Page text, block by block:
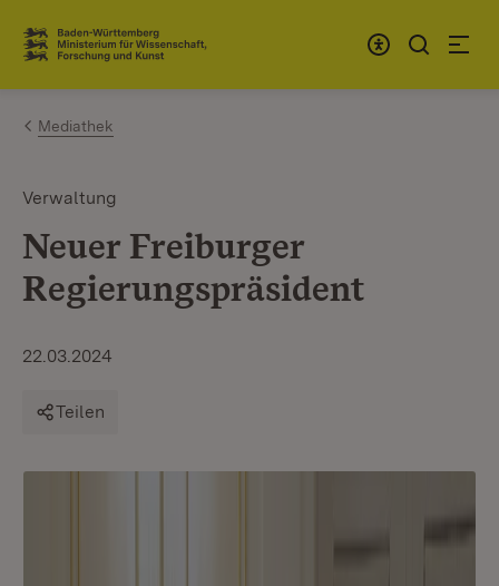
Zum Inhalt springen
Link zur Startseite
Mediathek
Verwaltung
Neuer Freiburger
Regierungspräsident
22.03.2024
Teilen